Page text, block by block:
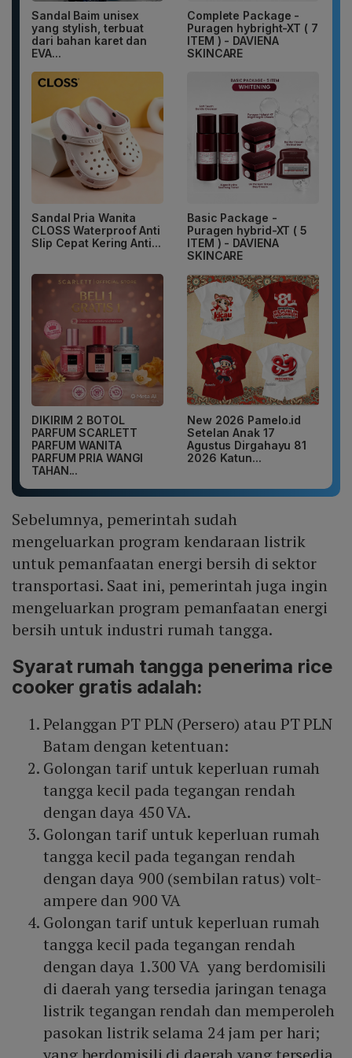
Sandal Baim unisex
yang stylish, terbuat
dari bahan karet dan
EVA...
Complete Package -
Puragen hybright-XT ( 7
ITEM ) - DAVIENA
SKINCARE
Sandal Pria Wanita
CLOSS Waterproof Anti
Slip Cepat Kering Anti...
Basic Package -
Puragen hybrid-XT ( 5
ITEM ) - DAVIENA
SKINCARE
DIKIRIM 2 BOTOL
PARFUM SCARLETT
PARFUM WANITA
PARFUM PRIA WANGI
TAHAN...
New 2026 Pamelo.id
Setelan Anak 17
Agustus Dirgahayu 81
2026 Katun...
Sebelumnya, pemerintah sudah
mengeluarkan program kendaraan listrik
untuk pemanfaatan energi bersih di sektor
transportasi. Saat ini, pemerintah juga ingin
mengeluarkan program pemanfaatan energi
bersih untuk industri rumah tangga.
Syarat rumah tangga penerima rice
cooker gratis adalah:
Pelanggan PT PLN (Persero) atau PT PLN
Batam dengan ketentuan:
Golongan tarif untuk keperluan rumah
tangga kecil pada tegangan rendah
dengan daya 450 VA.
Golongan tarif untuk keperluan rumah
tangga kecil pada tegangan rendah
dengan daya 900 (sembilan ratus) volt-
ampere dan 900 VA
Golongan tarif untuk keperluan rumah
tangga kecil pada tegangan rendah
dengan daya 1.300 VA yang berdomisili
di daerah yang tersedia jaringan tenaga
listrik tegangan rendah dan memperoleh
pasokan listrik selama 24 jam per hari;